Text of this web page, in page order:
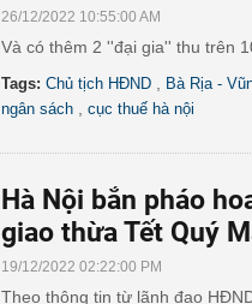
26/12/2022 10:55:00 AM
Và có thêm 2 ''đại gia'' thu trên
Tags: Chủ tịch HĐND Bà Rịa -
ngân sách
cục thuế hà nội
Hà Nội bắn pháo
giao thừa Tết Quý
19/12/2022 02:22:00 PM
Theo thông tin từ lãnh đạo